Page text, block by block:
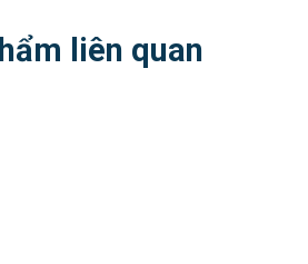
liên quan